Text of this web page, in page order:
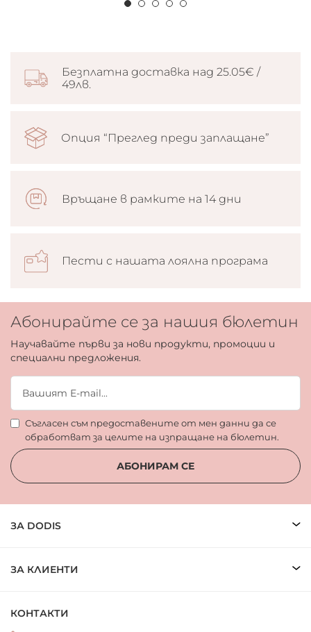
Безплатна доставка над 25.05€ /
49лв.
Опция “Преглед преди заплащане”
Връщане в рамките на 14 дни
Пести с нашата лоялна програма
Абонирайте се за нашия бюлетин
Научавайте първи за нови продукти, промоции и
специални предложения.
Съгласен съм предоставените от мен данни да се
обработват за целите на изпращане на бюлетин.
АБОНИРАМ СЕ
ЗА DODIS
ЗА КЛИЕНТИ
КОНТАКТИ